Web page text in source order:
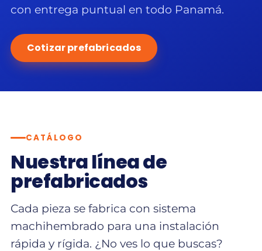
con entrega puntual en todo Panamá.
Cotizar prefabricados
CATÁLOGO
Nuestra línea de
prefabricados
Cada pieza se fabrica con sistema
machihembrado para una instalación
rápida y rígida. ¿No ves lo que buscas?